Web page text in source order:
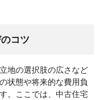
コツ
地の選択肢の広さなど
状態や将来的な費用負
。ここでは、中古住宅